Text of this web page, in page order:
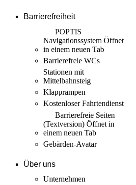
Barrierefreiheit
POPTIS
Navigationssystem Öffnet
in einem neuen Tab
Barrierefreie WCs
Stationen mit
Mittelbahnsteig
Klapprampen
Kostenloser Fahrtendienst
Barrierefreie Seiten
(Textversion) Öffnet in
einem neuen Tab
Gebärden-Avatar
Über uns
Unternehmen